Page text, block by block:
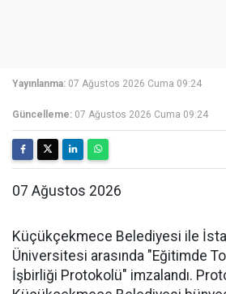
Yayınlanma: 07 Ağustos 2026 Cuma 09:24
Güncelleme: 07 Ağustos 2026 Cuma 09:24
07 Ağustos 2026
Küçükçekmece Belediyesi ile
Üniversitesi arasında "Eğitimde
İşbirliği Protokolü" imzalandı.